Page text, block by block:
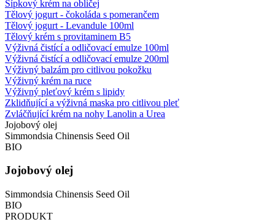
Šípkový krém na obličej
Tělový jogurt - čokoláda s pomerančem
Tělový jogurt - Levandule 100ml
Tělový krém s provitaminem B5
Výživná čistící a odličovací emulze 100ml
Výživná čistící a odličovací emulze 200ml
Výživný balzám pro citlivou pokožku
Výživný krém na ruce
Výživný pleťový krém s lipidy
Zklidňující a výživná maska ​​pro citlivou pleť
Zvláčňující krém na nohy Lanolin a Urea
Jojobový olej
Simmondsia Chinensis Seed Oil
BIO
Jojobový olej
Simmondsia Chinensis Seed Oil
BIO
PRODUKT